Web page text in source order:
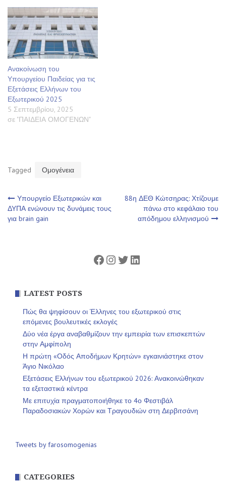
Ανακοίνωση του
Υπουργείου Παιδείας για τις
Εξετάσεις Ελλήνων του
Εξωτερικού 2025
5 Σεπτεμβρίου, 2025
σε "ΠΑΙΔΕΙΑ ΟΜΟΓΕΝΩΝ"
Tagged Ομογένεια
Πλοήγηση
άρθρων
Υπουργείο Εξωτερικών και
ΔΥΠΑ ενώνουν τις δυνάμεις τους
για brain gain
88η ΔΕΘ Κώτσηρας: Χτίζουμε
πάνω στο κεφάλαιο του
απόδημου ελληνισμού
Facebook
Instagram
Twitter
Linkedin
LATEST POSTS
Πώς θα ψηφίσουν οι Έλληνες του εξωτερικού στις
επόμενες βουλευτικές εκλογές
Δύο νέα έργα αναβαθμίζουν την εμπειρία των επισκεπτών
στην Αμφίπολη
Η πρώτη «Οδός Αποδήμων Κρητών» εγκαινιάστηκε στον
Άγιο Νικόλαο
Εξετάσεις Ελλήνων του εξωτερικού 2026: Ανακοινώθηκαν
τα εξεταστικά κέντρα
Με επιτυχία πραγματοποιήθηκε το 4ο Φεστιβάλ
Παραδοσιακών Χορών και Τραγουδιών στη Δερβιτσάνη
Tweets by farosomogenias
CATEGORIES